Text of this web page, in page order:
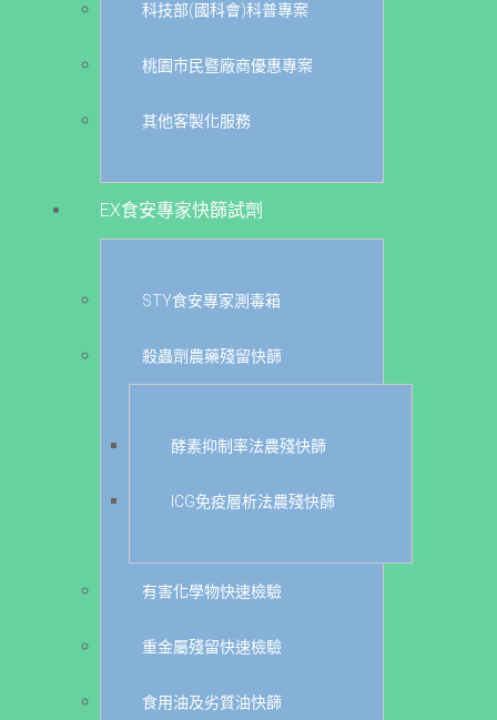
科技部(國科會)科普專案
桃園市民暨廠商優惠專案
其他客製化服務
EX食安專家快篩試劑
STY食安專家測毒箱
殺蟲劑農藥殘留快篩
酵素抑制率法農殘快篩
ICG免疫層析法農殘快篩
有害化學物快速檢驗
重金屬殘留快速檢驗
食用油及劣質油快篩